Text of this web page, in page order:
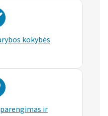
kokybės
ir